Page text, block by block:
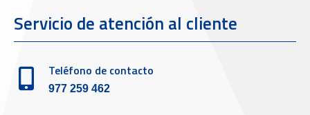
Servicio de atención al cliente
Teléfono de contacto
977 259 462